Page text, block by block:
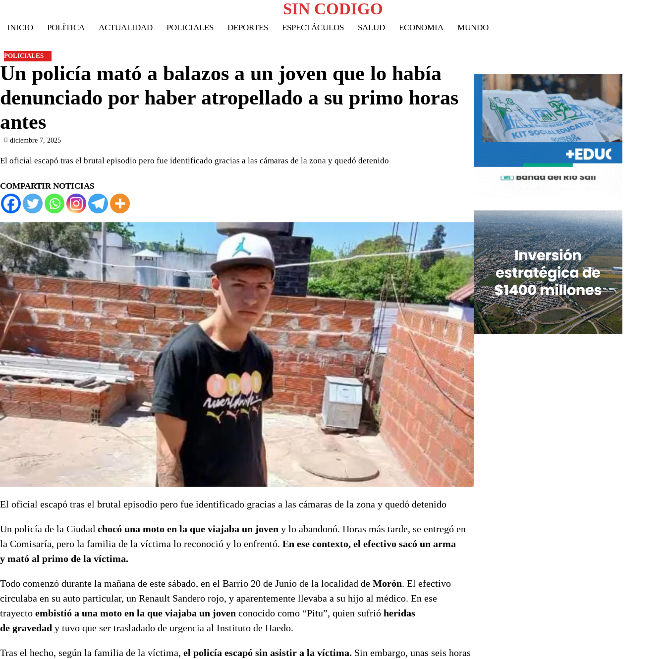
content
SIN CODIGO
INICIO POLÍTICA ACTUALIDAD POLICIALES DEPORTES ESPECTÁCULOS SALUD ECONOMIA MUNDO
POLICIALES
Un policía mató a balazos a un joven que lo había
denunciado por haber atropellado a su primo horas
antes
diciembre 7, 2025
El oficial escapó tras el brutal episodio pero fue identificado gracias a las cámaras de la zona y quedó detenido
COMPARTIR NOTICIAS
El oficial escapó tras el brutal episodio pero fue identificado gracias a las cámaras de la zona y quedó detenido
Un policía de la Ciudad chocó una moto en la que viajaba un joven y lo abandonó. Horas más tarde, se entregó en
la Comisaría, pero la familia de la víctima lo reconoció y lo enfrentó. En ese contexto, el efectivo sacó un arma
y mató al primo de la víctima.
Todo comenzó durante la mañana de este sábado, en el Barrio 20 de Junio de la localidad de Morón. El efectivo
circulaba en su auto particular, un Renault Sandero rojo, y aparentemente llevaba a su hijo al médico. En ese
trayecto embistió a una moto en la que viajaba un joven conocido como “Pitu”, quien sufrió heridas
de gravedad y tuvo que ser trasladado de urgencia al Instituto de Haedo.
Tras el hecho, según la familia de la víctima, el policía escapó sin asistir a la víctima. Sin embargo, unas seis horas